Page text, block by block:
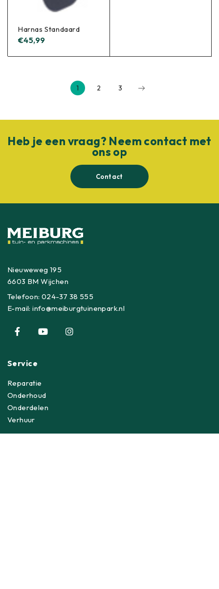
Harnas Standaard
€45,99
1 2 3
Heb je een vraag? Neem contact met
ons op
Contact
Nieuweweg 195
6603 BM Wijchen
Telefoon:024-37 38 555
E-mail:info@meiburgtuinenpark.nl
Service
Reparatie
Onderhoud
Onderdelen
Verhuur